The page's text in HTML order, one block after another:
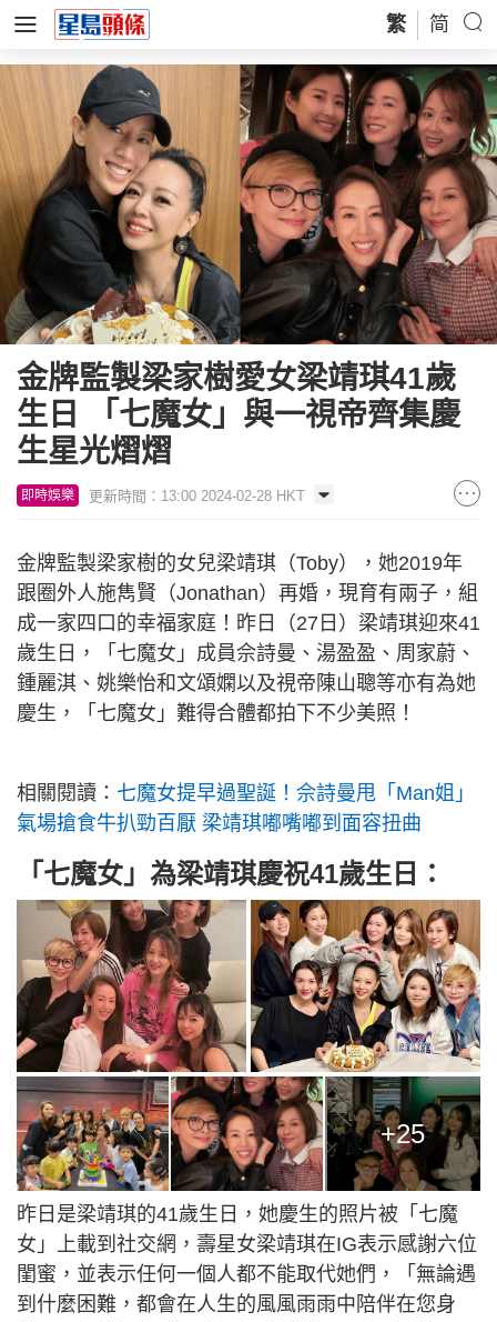
繁 简
金牌監製梁家樹愛女梁靖琪41歲
生日 「七魔女」與一視帝齊集慶
生星光熠熠
即時娛樂 更新時間：13:00 2024-02-28 HKT
金牌監製梁家樹的女兒梁靖琪（Toby），她2019年
跟圈外人施雋賢（Jonathan）再婚，現育有兩子，組
成一家四口的幸福家庭！昨日（27日）梁靖琪迎來41
歲生日，「七魔女」成員佘詩曼、湯盈盈、周家蔚、
鍾麗淇、姚樂怡和文頌嫻以及視帝陳山聰等亦有為她
慶生，「七魔女」難得合體都拍下不少美照！
相關閱讀： 七魔女提早過聖誕！佘詩曼甩「Man姐」
氣場搶食牛扒勁百厭 梁靖琪嘟嘴嘟到面容扭曲
「七魔女」為梁靖琪慶祝41歲生日：
+25
昨日是梁靖琪的41歲生日，她慶生的照片被「七魔
女」上載到社交網，壽星女梁靖琪在IG表示感謝六位
閨蜜，並表示任何一個人都不能取代她們，「無論遇
到什麼困難，都會在人生的風風雨雨中陪伴在您身